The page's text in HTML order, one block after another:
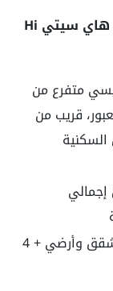
كمبوند هاي سيتي Hi
متفرع من
قريب من
السكنية
من إجمالي
سكني شقق وأرضي + 4